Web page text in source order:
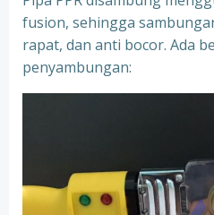
fusion, sehingga
rapat, dan anti bocor. Ada
penyambungan: